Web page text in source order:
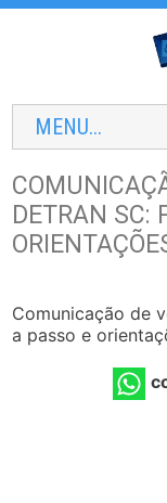
MENU...
DETRAN SC:
Comunicação de
a passo e